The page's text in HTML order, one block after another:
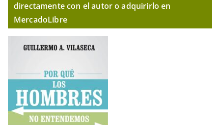
directamente con el autor o adquirirlo en
MercadoLibre